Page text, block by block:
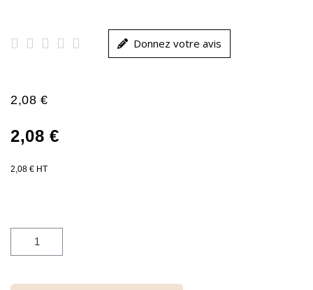
     Donnez votre avis
2,08 €
2,08 €
2,08 € HT